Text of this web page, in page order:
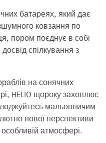
батареях, який дає
ковзання по
пором поєднує в собі
досвід спілкування з
на сонячних
HELIO щороку захоплює
мальовничим
нової перспективи
особливій атмосфері.